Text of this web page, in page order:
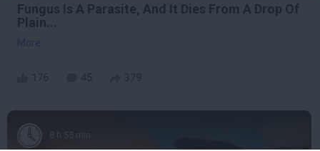
Fungus Is A Parasite, And It Dies From A Drop Of
Plain...
More
8 h 55 min